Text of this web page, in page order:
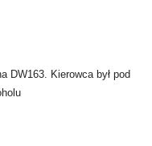
DW163. Kierowca był pod